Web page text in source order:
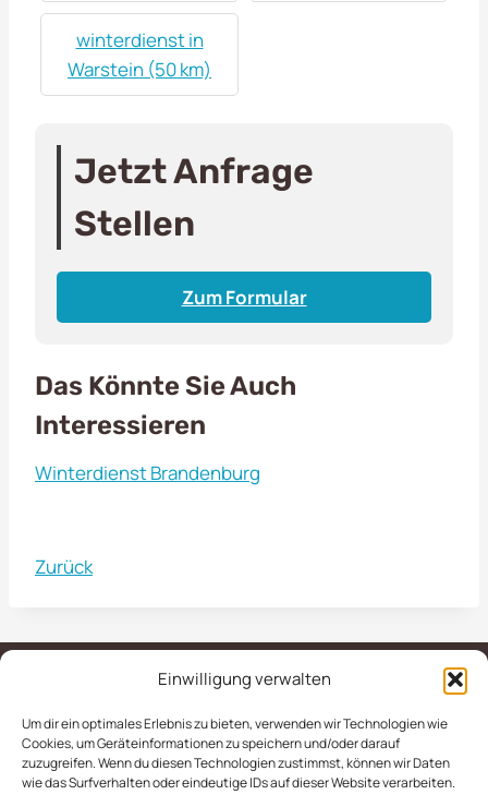
Einwilligung verwalten
Um dir ein optimales Erlebnis zu bieten, verwenden wir Technologien wie
Cookies, um Geräteinformationen zu speichern und/oder darauf
zuzugreifen. Wenn du diesen Technologien zustimmst, können wir Daten
wie das Surfverhalten oder eindeutige IDs auf dieser Website verarbeiten.
winterdienst in
Warstein (50 km)
Jetzt Anfrage
Stellen
Zum Formular
Das Könnte Sie Auch
Interessieren
Winterdienst Brandenburg
Zurück
IMPRESSUM
AGB
DATENSCHUTZERKLÄRUNG